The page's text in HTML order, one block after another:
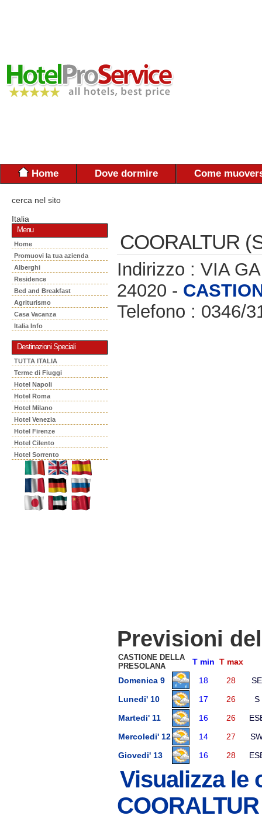
Home Dove dormire Come
cerca nel sito
Italia
Menu
Home
Promuovi la tua azienda
Alberghi
Residence
Bed and Breakfast
Agriturismo
Casa Vacanza
Italia Info
Destinazioni Speciali
TUTTA ITALIA
Terme di Fiuggi
Hotel Napoli
Hotel Roma
Hotel Milano
Hotel Venezia
Hotel Firenze
Hotel Cilento
Hotel Sorrento
COORALTUR
Indirizzo : VIA
24020 -
Telefono : 0346/
Previsioni
CASTIONE DELLA
PRESOLANA
T min T max
Domenica 9
18 28
SE
Lunedi' 10
17 26
S
Martedi' 11
16 26
Mercoledi' 12
14 27
Giovedi' 13
16 28
Visualizza le